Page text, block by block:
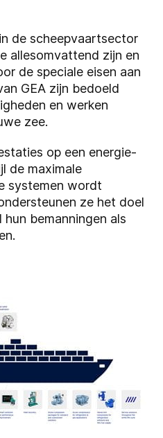
de scheepvaartsector
allesomvattend zijn en
de speciale eisen aan
GEA zijn bedoeld
en werken
zee.
op een energie-
de maximale
systemen wordt
ze het doel
bemanningen als